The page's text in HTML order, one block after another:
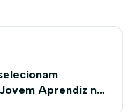
Aprendiz na